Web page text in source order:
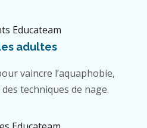
adultes
vaincre l’aquaphobie,
techniques de nage.